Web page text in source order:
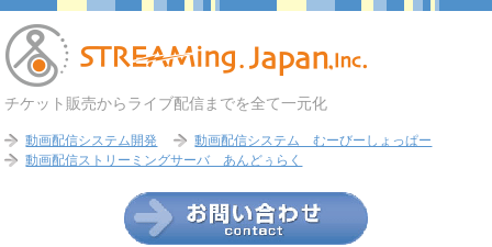
チケット販売からライブ配信までを全て一元化
動画配信システム開発
動画配信システム むーびーしょっぱー
動画配信ストリーミングサーバ あんどぅらく